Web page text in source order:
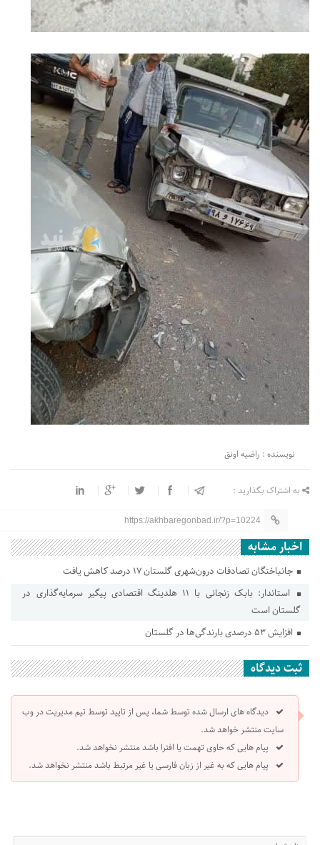
نویسنده : راضیه اونق
به اشتراک بگذارید :
https://akhbaregonbad.ir/?p=10224
اخبار مشابه
جانباختگان تصادفات درون‌شهری گلستان ۱۷ درصد کاهش یافت
استاندار: بابک زنجانی با ۱۱ هلدینگ اقتصادی پیگیر سرمایه‌گذاری در
گلستان است
افزایش ۵۳ درصدی بارندگی‌ها در گلستان
ثبت دیدگاه
دیدگاه های ارسال شده توسط شما، پس از تایید توسط تیم مدیریت در وب
سایت منتشر خواهد شد.
پیام هایی که حاوی تهمت یا افترا باشد منتشر نخواهد شد.
پیام هایی که به غیر از زبان فارسی یا غیر مرتبط باشد منتشر نخواهد شد.